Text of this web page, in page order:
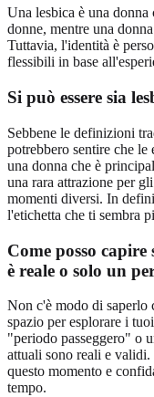
Una lesbica è una donna
donne, mentre una
Tuttavia, l'identità è
flessibili in base
Si può essere sia
Sebbene le definizioni
potrebbero sentire che
una donna che è
una rara attrazione per
momenti diversi. In
l'etichetta che ti sembra
Come posso
è reale o solo un
Non c'è modo di saperlo
spazio per esplorare i
"periodo passeggero" o
attuali sono reali e
questo momento e
tempo.